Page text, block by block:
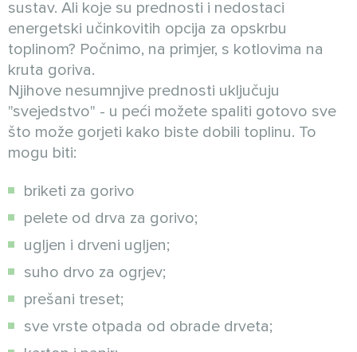
sustav. Ali koje su prednosti i nedostaci
energetski učinkovitih opcija za opskrbu
toplinom? Počnimo, na primjer, s kotlovima na
kruta goriva.
Njihove nesumnjive prednosti uključuju
"svejedstvo" - u peći možete spaliti gotovo sve
što može gorjeti kako biste dobili toplinu. To
mogu biti:
briketi za gorivo
pelete od drva za gorivo;
ugljen i drveni ugljen;
suho drvo za ogrjev;
prešani treset;
sve vrste otpada od obrade drveta;